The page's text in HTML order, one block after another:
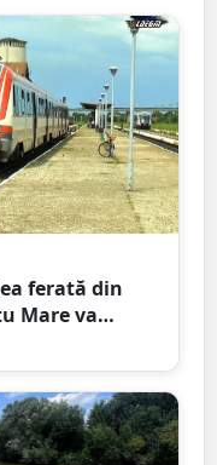
ferată din
Mare va
de